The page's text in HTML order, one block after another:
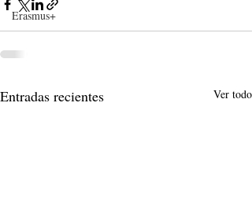
Erasmus+
Entradas recientes Ver todo